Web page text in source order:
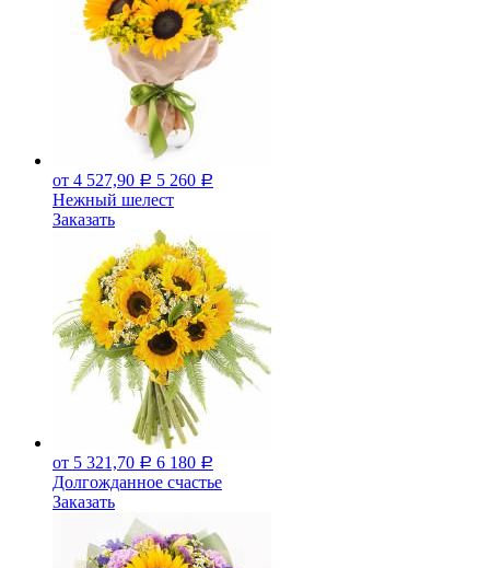
от 4 527,90 Р 5 260 Р
Нежный шелест
Заказать
от 5 321,70 Р 6 180 Р
Долгожданное счастье
Заказать